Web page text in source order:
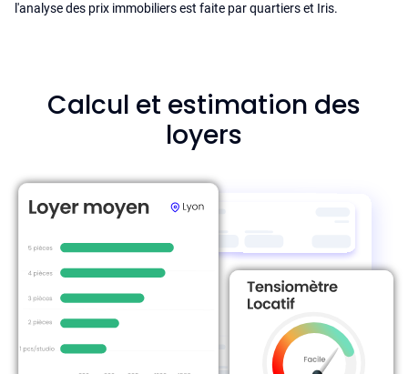
l'analyse des prix immobiliers est faite par quartiers et Iris.
Calcul et estimation des
loyers